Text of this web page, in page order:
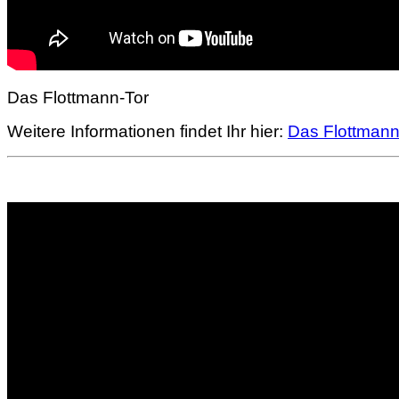
Das Flottmann-Tor
Weitere Informationen findet Ihr hier: Das